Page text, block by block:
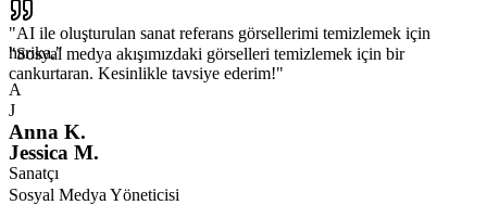
"AI ile oluşturulan sanat referans görsellerimi temizlemek için
harika."
A
Anna K.
Sanatçı
"Sosyal medya akışımızdaki görselleri temizlemek için bir
cankurtaran. Kesinlikle tavsiye ederim!"
J
Jessica M.
Sosyal Medya Yöneticisi